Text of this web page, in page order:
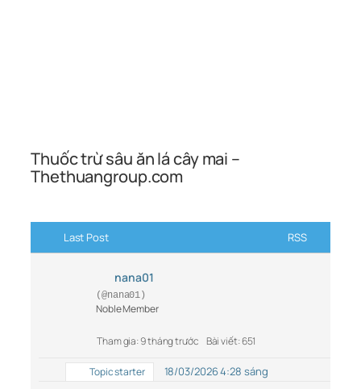
Thuốc trừ sâu ăn lá cây mai –
Thethuangroup.com
Last Post RSS
nana01
(@nana01)
Noble Member
Tham gia: 9 tháng trước Bài viết: 651
Topic starter 18/03/2026 4:28 sáng